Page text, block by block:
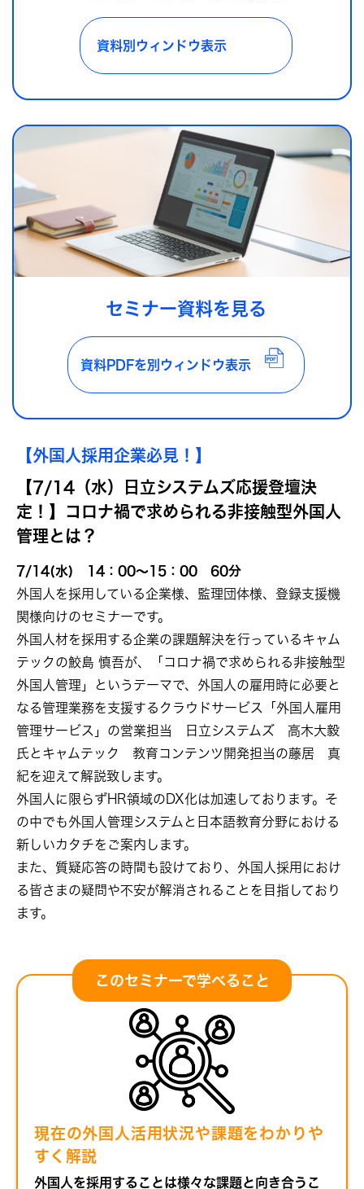
資料別ウィンドウ表示
セミナー資料を見る
資料PDFを別ウィンドウ表示
【外国人採用企業必見！】
【7/14（水）日立システムズ応援登壇決
定！】コロナ禍で求められる非接触型外国人
管理とは？
7/14(水) 14：00～15：00 60分
外国人を採用している企業様、監理団体様、登録支援機
関様向けのセミナーです。
外国人材を採用する企業の課題解決を行っているキャム
テックの鮫島 慎吾が、「コロナ禍で求められる非接触型
外国人管理」というテーマで、外国人の雇用時に必要と
なる管理業務を支援するクラウドサービス「外国人雇用
管理サービス」の営業担当 日立システムズ 高木大毅
氏とキャムテック 教育コンテンツ開発担当の藤居 真
紀を迎えて解説致します。
外国人に限らずHR領域のDX化は加速しております。そ
の中でも外国人管理システムと日本語教育分野における
新しいカタチをご案内します。
また、質疑応答の時間も設けており、外国人採用におけ
る皆さまの疑問や不安が解消されることを目指しており
ます。
このセミナーで学べること
現在の外国人活用状況や課題をわかりや
すく解説
外国人を採用することは様々な課題と向き合うこ